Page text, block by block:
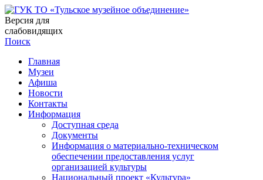
Версия для
слабовидящих
Поиск
Главная
Музеи
Афиша
Новости
Контакты
Информация
Доступная среда
Документы
Информация о материально-техническом
обеспечении предоставления услуг
организацией культуры
Национальный проект «Культура»